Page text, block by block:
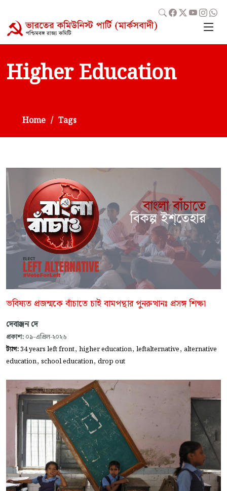
Higher Education
Home Tags
ভবিষ্যত প্রজন্মকে বাঁচাতে চাই বামপন্থার পুনরুত্থানঃ প্রসঙ্গ শিক্ষা
দেবাঞ্জন দে
প্রকাশ: ০৯-এপ্রিল-২০২৬
ট্যাগ:34 years left front, higher education, leftalternative, alternative
education, school education, drop out